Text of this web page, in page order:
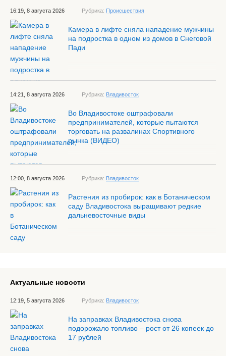
16:19, 8 августа 2026 Рубрика: Происшествия
Камера в лифте сняла нападение мужчины
на подростка в одном из домов в Снеговой
Пади
14:21, 8 августа 2026 Рубрика: Владивосток
Во Владивостоке оштрафовали
предпринимателей, которые пытаются
торговать на развалинах Спортивного
рынка (ВИДЕО)
12:00, 8 августа 2026 Рубрика: Владивосток
Растения из пробирок: как в Ботаническом
саду Владивостока выращивают редкие
дальневосточные виды
Актуальные новости
12:19, 5 августа 2026 Рубрика: Владивосток
На заправках Владивостока снова
подорожало топливо – рост от 26 копеек до
17 рублей